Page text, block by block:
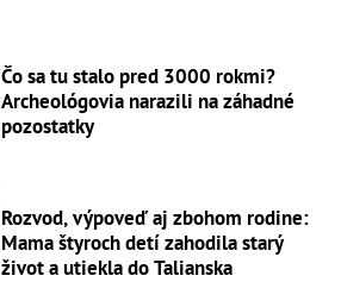
Čo sa tu stalo pred 3000 rokmi?
Archeológovia narazili na záhadné
pozostatky
Rozvod, výpoveď aj zbohom rodine:
Mama štyroch detí zahodila starý
život a utiekla do Talianska